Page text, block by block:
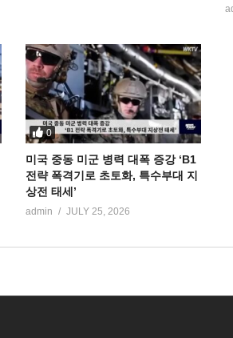
0
미국 중동 미군 병력 대폭 증강 ‘B1
전략 폭격기로 초토화, 특수부대 지
상전 태세’
admin JULY 25, 2026